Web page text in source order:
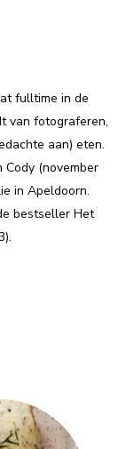
fulltime in de
van fotograferen,
aan) eten.
(november
in Apeldoorn.
bestseller Het